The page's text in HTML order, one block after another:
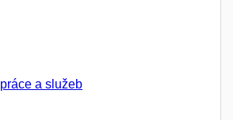
a služeb